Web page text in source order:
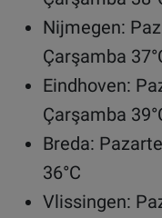
Nijmegen:
Çarşamba
Eindhoven:
Çarşamba
Breda:
36°C
Vlissingen: